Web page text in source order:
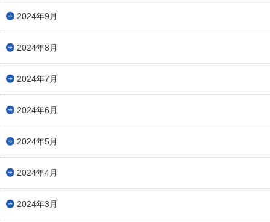
2024年9月
2024年8月
2024年7月
2024年6月
2024年5月
2024年4月
2024年3月